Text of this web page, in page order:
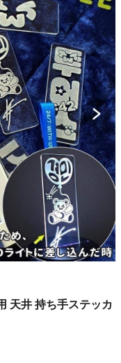
天井 持ち手ステッカ